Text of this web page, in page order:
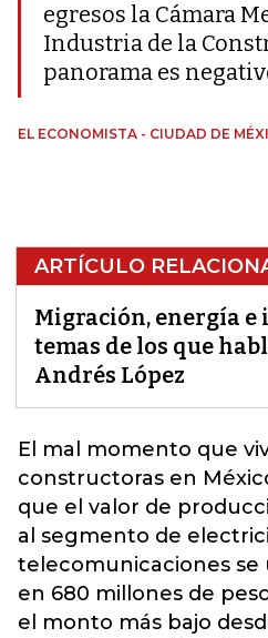
egresos la Cámara
Industria de la
panorama es
EL ECONOMISTA - CIUDAD DE
ARTÍCULO
Migración, energía e
temas de los que
Andrés López
El mal momento que
constructoras en
que el valor de
al segmento de
telecomunicaciones se
en 680 millones de
el monto más bajo